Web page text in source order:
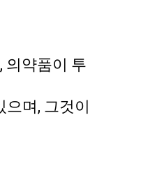
의약품이 투
으며, 그것이